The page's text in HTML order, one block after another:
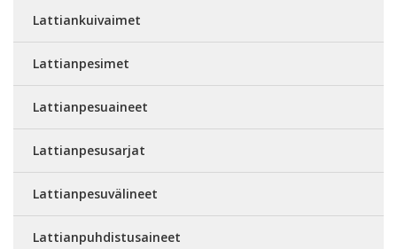
Lattiankuivaimet
Lattianpesimet
Lattianpesuaineet
Lattianpesusarjat
Lattianpesuvälineet
Lattianpuhdistusaineet